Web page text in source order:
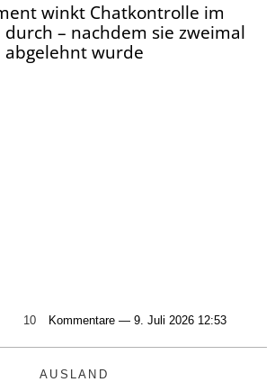
winkt Chatkontrolle im
– nachdem sie zweimal
abgelehnt wurde
10 Kommentare — 9. Juli 2026 12:53
AUSLAND